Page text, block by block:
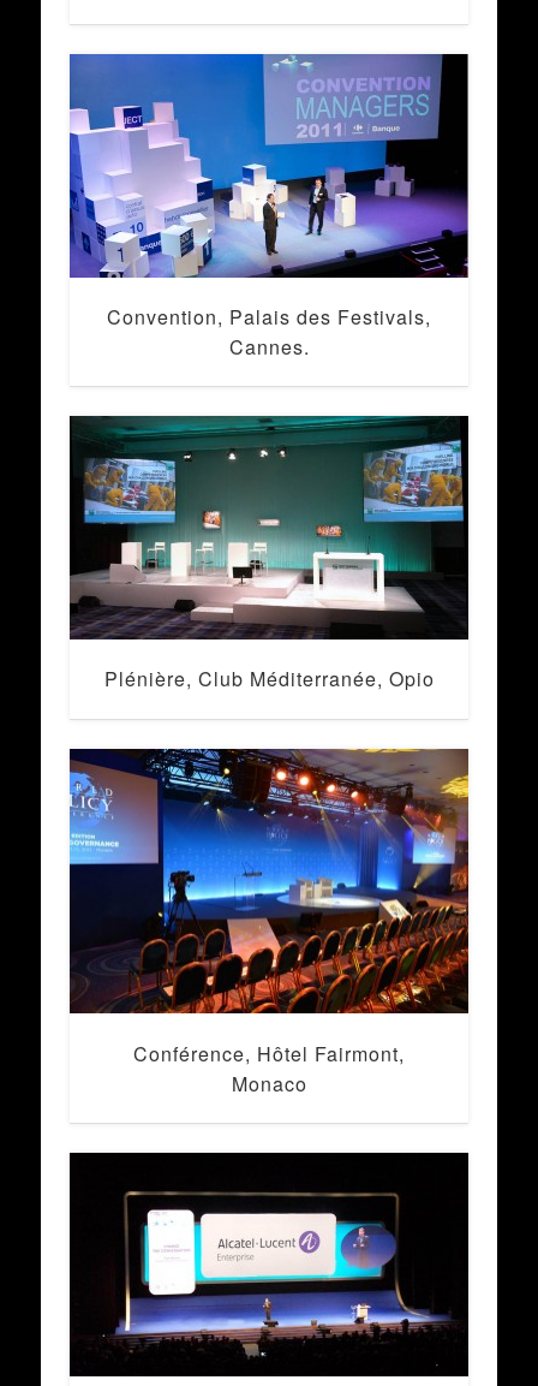
Convention, Palais des Festivals,
Cannes.
Plénière, Club Méditerranée, Opio
Conférence, Hôtel Fairmont,
Monaco